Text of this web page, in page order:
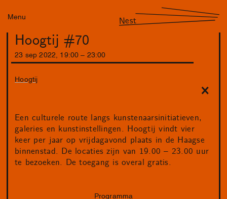
Menu Nest
Hoogtij #70
23 sep 2022 19:00 23 :00
Hoogtij
Een culturele route langs kunstenaarsinitiatieven,
galeries en kunstinstellingen. Hoogtij vindt vier
keer per jaar op vrijdagavond plaats in de Haagse
binnenstad. De locaties zijn van 19.00 – 23.00 uur
te bezoeken. De toegang is overal gratis.
Programma